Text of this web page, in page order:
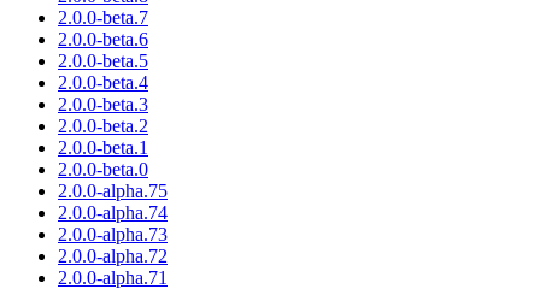
2.0.0-beta.7
2.0.0-beta.6
2.0.0-beta.5
2.0.0-beta.4
2.0.0-beta.3
2.0.0-beta.2
2.0.0-beta.1
2.0.0-beta.0
2.0.0-alpha.75
2.0.0-alpha.74
2.0.0-alpha.73
2.0.0-alpha.72
2.0.0-alpha.71